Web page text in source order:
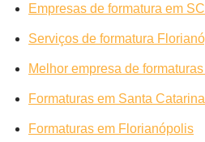
Empresas de formatura em SC
Serviços de formatura
Melhor empresa de
Formaturas em Santa Catarina
Formaturas em Florianópolis